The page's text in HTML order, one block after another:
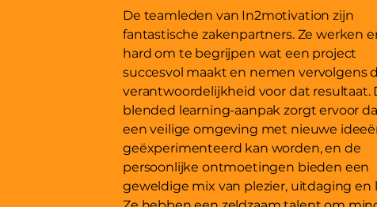
De teamleden van In2motivation zijn
fantastische zakenpartners. Ze werken
hard om te begrijpen wat een project
succesvol maakt en nemen vervolgens
verantwoordelijkheid voor dat resultaat.
blended learning-aanpak zorgt ervoor
een veilige omgeving met nieuwe
geëxperimenteerd kan worden, en de
persoonlijke ontmoetingen bieden een
geweldige mix van plezier, uitdaging en